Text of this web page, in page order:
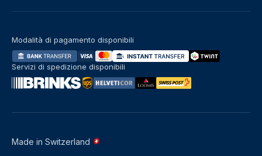
Made in Switzerland
Modalità di pagamento disponibili
Servizi di spedizione disponibili